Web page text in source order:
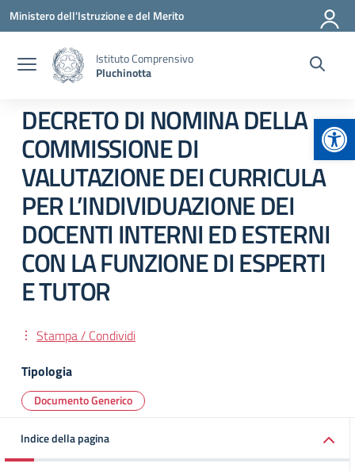
Vai ai contenuti
Vai al menu di navigazione
Vai al footer
Ministero dell'Istruzione e del Merito
Istituto Comprensivo
Pluchinotta
DECRETO DI NOMINA DELLA
COMMISSIONE DI
VALUTAZIONE DEI CURRICULA
PER L’INDIVIDUAZIONE DEI
DOCENTI INTERNI ED ESTERNI
CON LA FUNZIONE DI ESPERTI
E TUTOR
Stampa / Condividi
Tipologia
Documento Generico
Indice della pagina